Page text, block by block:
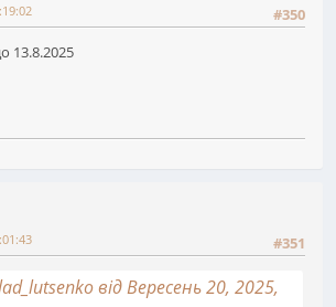
#350
13.8.2025
#351
від Вересень 20, 2025,